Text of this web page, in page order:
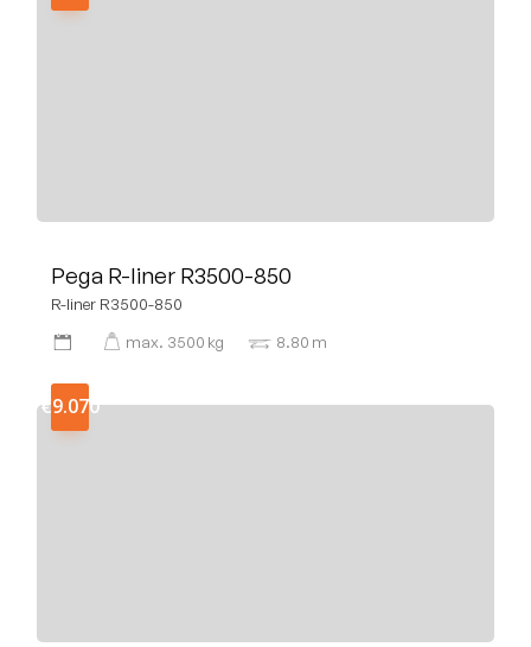
Pega R-liner R3500-850
R-liner R3500-850
max. 3500 kg 8.80 m
€9.070